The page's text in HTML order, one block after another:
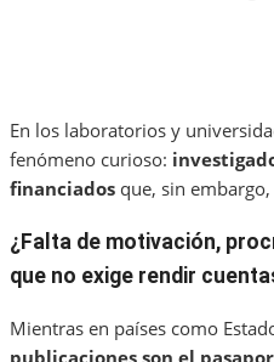
En los laboratorios y
fenómeno curioso:
financiados que, sin embargo,
¿Falta de motivación,
que no exige rendir
Mientras en países como